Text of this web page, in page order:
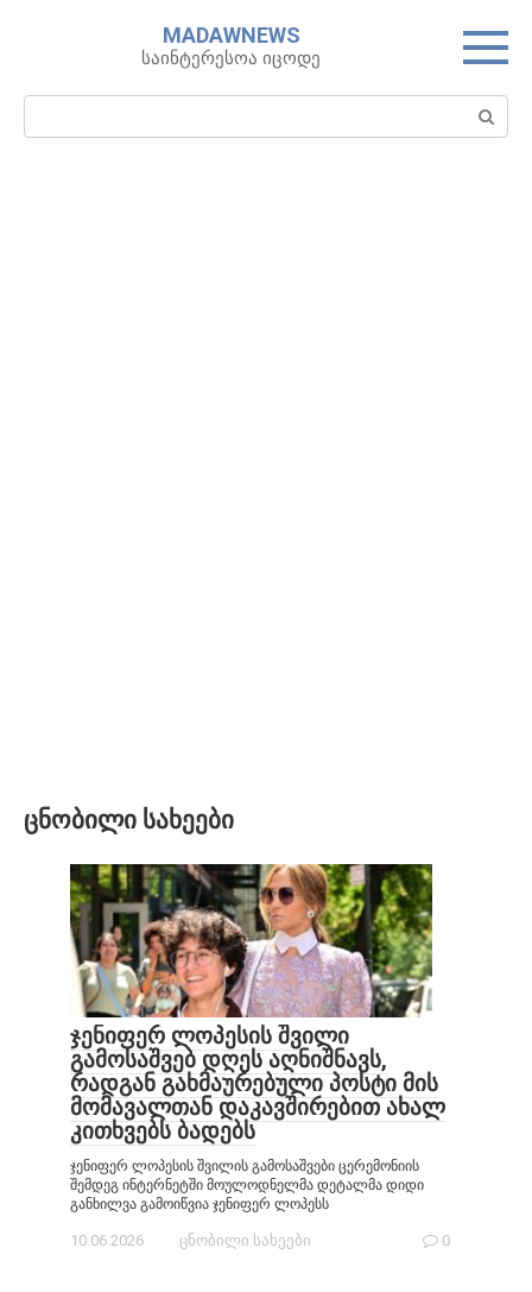
MADAWNEWS
საინტერესოა იცოდე
Search:
ცნობილი სახეები
ჯენიფერ ლოპესის შვილი
გამოსაშვებ დღეს აღნიშნავს,
რადგან გახმაურებული პოსტი მის
მომავალთან დაკავშირებით ახალ
კითხვებს ბადებს
ჯენიფერ ლოპესის შვილის გამოსაშვები ცერემონიის
შემდეგ ინტერნეტში მოულოდნელმა დეტალმა დიდი
განხილვა გამოიწვია ჯენიფერ ლოპესს
10.06.2026 ცნობილი სახეები 0